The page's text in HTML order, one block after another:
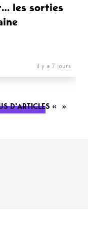
les sorties
il y a 7 jours
D'ARTICLES « »